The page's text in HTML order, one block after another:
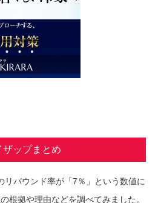
ザップまとめ
リバウンド率が「7％」という数値に
根拠や理由などを調べてみました。